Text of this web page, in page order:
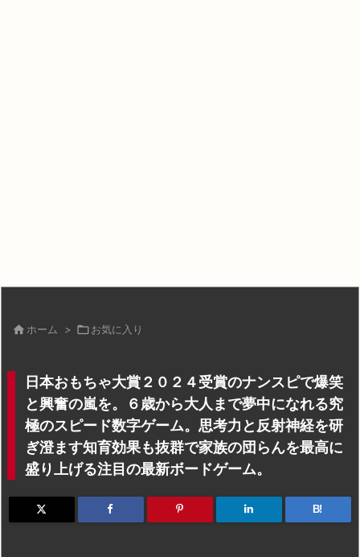
 ホーム > お気に入り
日本おもちゃ大賞２０２４受賞のナンスピで爆笑
と興奮の嵐を。６歳から大人まで夢中になれる究
極のスピード数字ゲーム。思考力と反射神経を研
ぎ澄ます知育効果も抜群で家族の団らんを最高に
盛り上げる注目の最新ボードゲーム。
B!